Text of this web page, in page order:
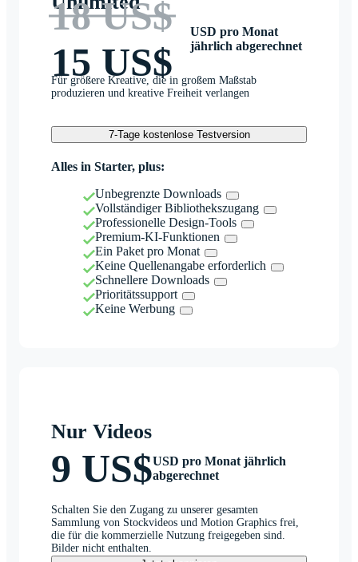
18 US$
15 US$
USD pro Monat
jährlich abgerechnet
Für größere Kreative, die in großem Maßstab
produzieren und kreative Freiheit verlangen
7-Tage kostenlose Testversion
Alles in Starter, plus:
Unbegrenzte Downloads
Vollständiger Bibliothekszugang
Professionelle Design-Tools
Premium-KI-Funktionen
Ein Paket pro Monat
Keine Quellenangabe erforderlich
Schnellere Downloads
Prioritätssupport
Keine Werbung
Nur Videos
9 US$USD pro Monat jährlich
abgerechnet
Schalten Sie den Zugang zu unserer gesamten
Sammlung von Stockvideos und Motion Graphics frei,
die für die kommerzielle Nutzung freigegeben sind.
Bilder nicht enthalten.